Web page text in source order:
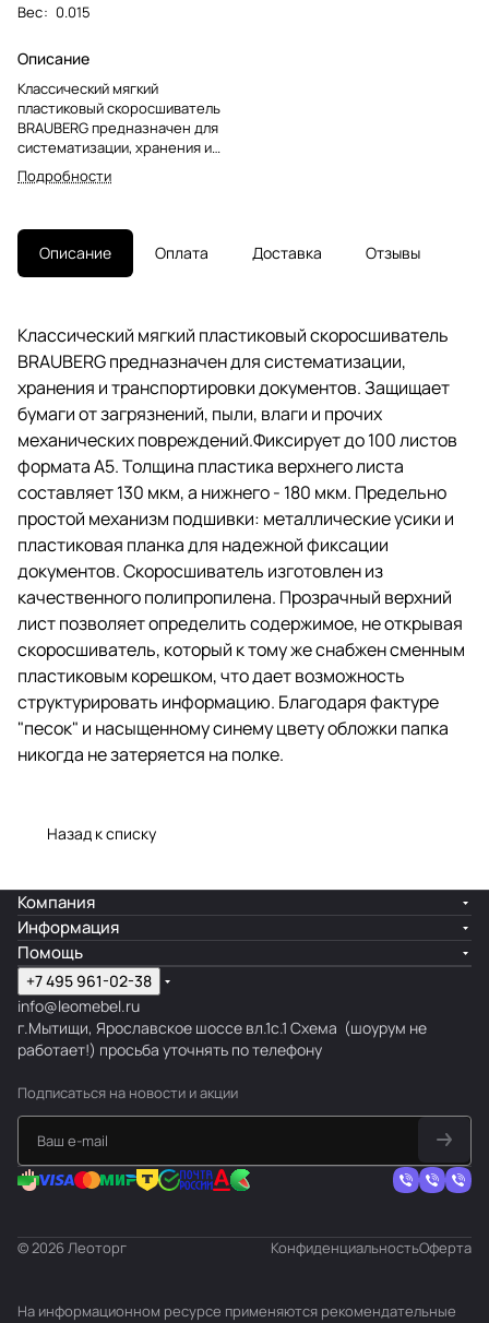
Вес: 0.015
Описание
Классический мягкий
пластиковый скоросшиватель
BRAUBERG предназначен для
систематизации, хранения и
транспортировки документов.
Защищает бумаги от
прочих механических
повреждений.Фиксирует до 100
листов формата А5. Толщина
180 мкм. Предельно простой
механизм подшивки:
металлические усики и
пластиковая планка для
надежной фиксации документов.
Скоросшиватель изготовлен из
качественного полипропилена.
Прозрачный верхний лист
позволяет определить
содержимое, не открывая
скоросшиватель, который к тому
же снабжен сменным
пластиковым корешком, что дает
возможность структурировать
информацию. Благодаря фактуре
"песок" и насыщенному синему
цвету обложки папка никогда не
затеряется на полке.
Подробности
Описание Оплата Доставка Отзывы
Классический мягкий пластиковый скоросшиватель
BRAUBERG предназначен для систематизации,
хранения и транспортировки документов. Защищает
бумаги от загрязнений, пыли, влаги и прочих
механических повреждений.Фиксирует до 100 листов
формата А5. Толщина пластика верхнего листа
составляет 130 мкм, а нижнего - 180 мкм. Предельно
простой механизм подшивки: металлические усики и
пластиковая планка для надежной фиксации
документов. Скоросшиватель изготовлен из
качественного полипропилена. Прозрачный верхний
лист позволяет определить содержимое, не открывая
скоросшиватель, который к тому же снабжен сменным
пластиковым корешком, что дает возможность
структурировать информацию. Благодаря фактуре
"песок" и насыщенному синему цвету обложки папка
никогда не затеряется на полке.
Назад к списку
Компания
Информация
Помощь
+7 495 961-02-38
info@leomebel.ru
г.Мытищи, Ярославское шоссе вл.1с.1 Схема (шоурум не
работает!) просьба уточнять по телефону
Подписаться на новости и акции
© 2026 Леоторг КонфиденциальностьОферта
На информационном ресурсе применяются рекомендательные